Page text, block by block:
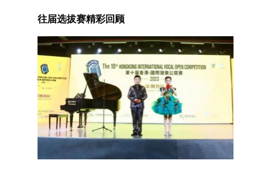
往届选拔赛精彩回顾